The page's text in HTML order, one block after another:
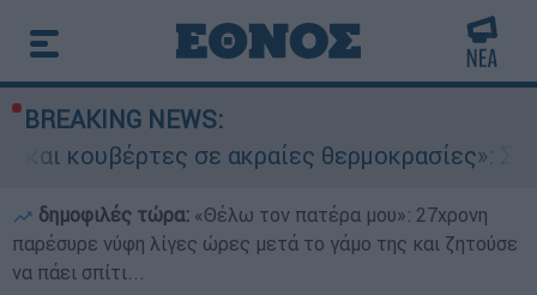
BREAKING NEWS:
σε ακραίες θερμοκρασίες»: Σε δραματικές
δημοφιλές τώρα: «Θέλω τον πατέρα μου»: 27χρονη
παρέσυρε νύφη λίγες ώρες μετά το γάμο της και ζητούσε
να πάει σπίτι...